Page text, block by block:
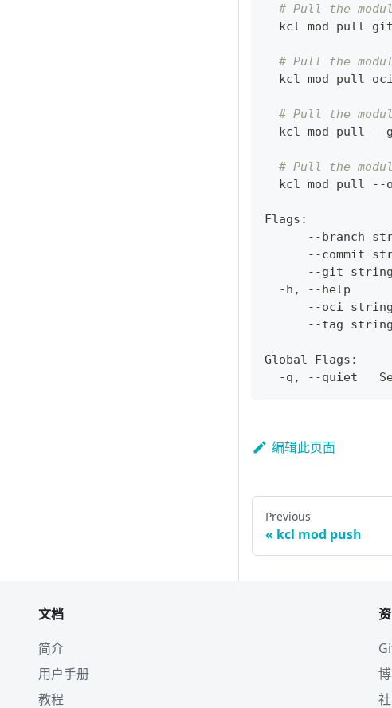
# Pull the
kcl mod pull
# Pull the
kcl mod pull
# Pull the
kcl mod pull --
# Pull the
kcl mod pull --
Flags:
--branch
--commit
--git
-h, --
--oci
--tag
Global Flags:
-q, --quiet
编辑此页面
Previous
kcl mod push
文档
简介
用户手册
教程